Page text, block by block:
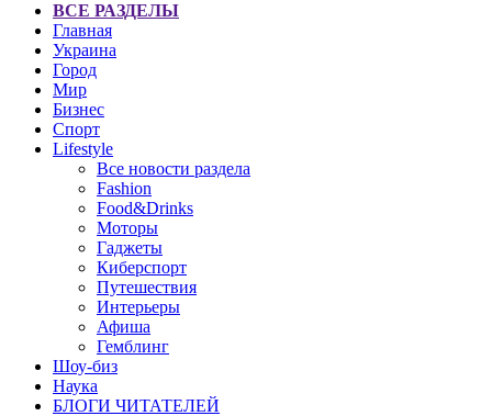
ВСЕ РАЗДЕЛЫ
Главная
Украина
Город
Мир
Бизнес
Спорт
Lifestyle
Все новости раздела
Fashion
Food&Drinks
Моторы
Гаджеты
Киберспорт
Путешествия
Интерьеры
Афиша
Гемблинг
Шоу-биз
Наука
БЛОГИ ЧИТАТЕЛЕЙ